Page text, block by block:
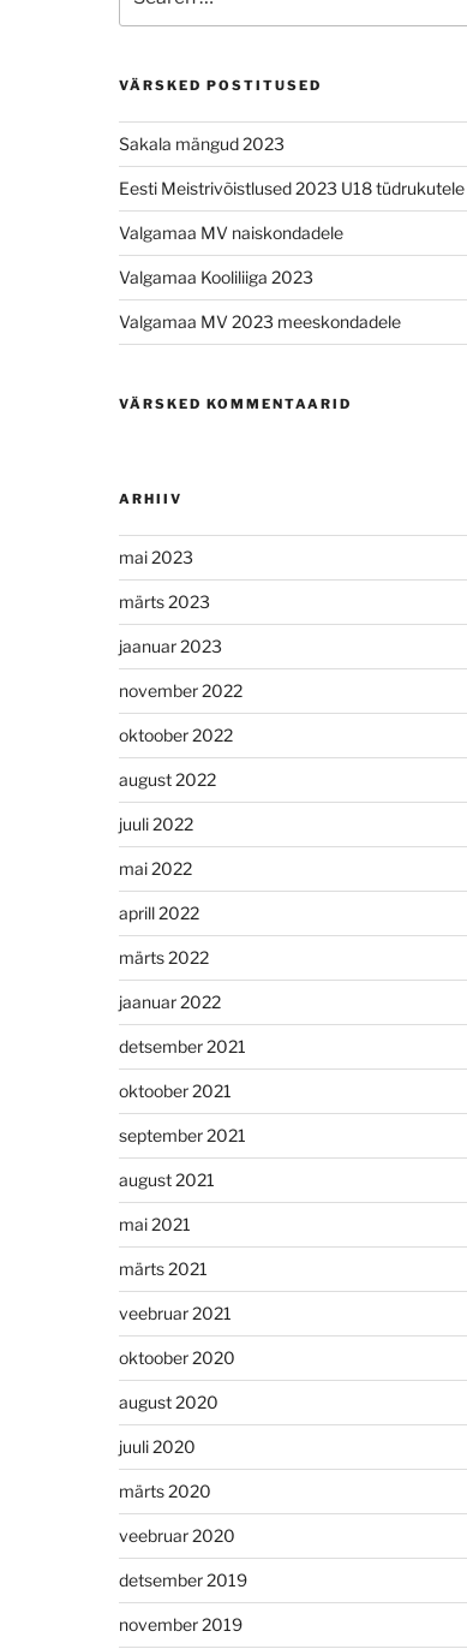
for:
VÄRSKED POSTITUSED
Sakala mängud 2023
Eesti Meistrivõistlused 2023 U18 tüdrukutele
Valgamaa MV naiskondadele
Valgamaa Kooliliiga 2023
Valgamaa MV 2023 meeskondadele
VÄRSKED KOMMENTAARID
ARHIIV
mai 2023
märts 2023
jaanuar 2023
november 2022
oktoober 2022
august 2022
juuli 2022
mai 2022
aprill 2022
märts 2022
jaanuar 2022
detsember 2021
oktoober 2021
september 2021
august 2021
mai 2021
märts 2021
veebruar 2021
oktoober 2020
august 2020
juuli 2020
märts 2020
veebruar 2020
detsember 2019
november 2019